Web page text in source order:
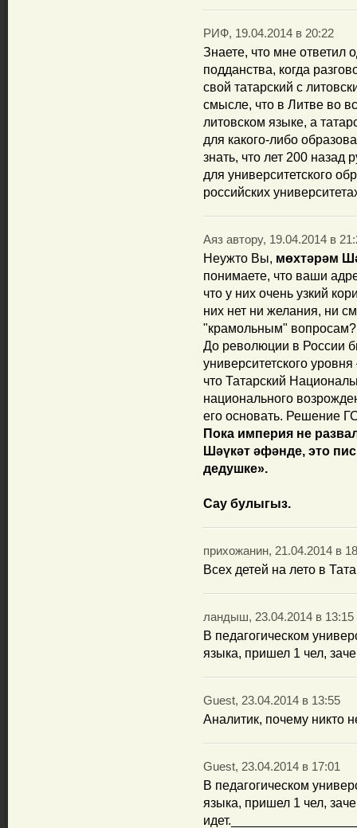
РИФ, 19.04.2014 в 20:22
Знаете, что мне ответил
подданства, когда
свой татарский с
смысле, что в Литве во
литовском языке, а
для какого-либо
знать, что лет 200 назад
для университетского
российских
Аяз автору, 19.04.2014 в
Неужто Вы, мөхтәрәм
понимаете, что ваши
что у них очень узкий
них нет ни желания, ни
"крамольным" вопросам?
До революции в России
университетского
что Татарский
национального
его основать. Решение
Пока империя не
Шәүкәт әфәнде, это
дедушке».
Сау булыгыз.
прихожанин, 21.04.2014 в
Всех детей на лето в
ландыш, 23.04.2014 в 13:15
В педагогическом
языка, пришел 1 чел,
Guest, 23.04.2014 в 13:55
Аналитик, почему никто
Guest, 23.04.2014 в 17:01
В педагогическом
языка, пришел 1 чел,